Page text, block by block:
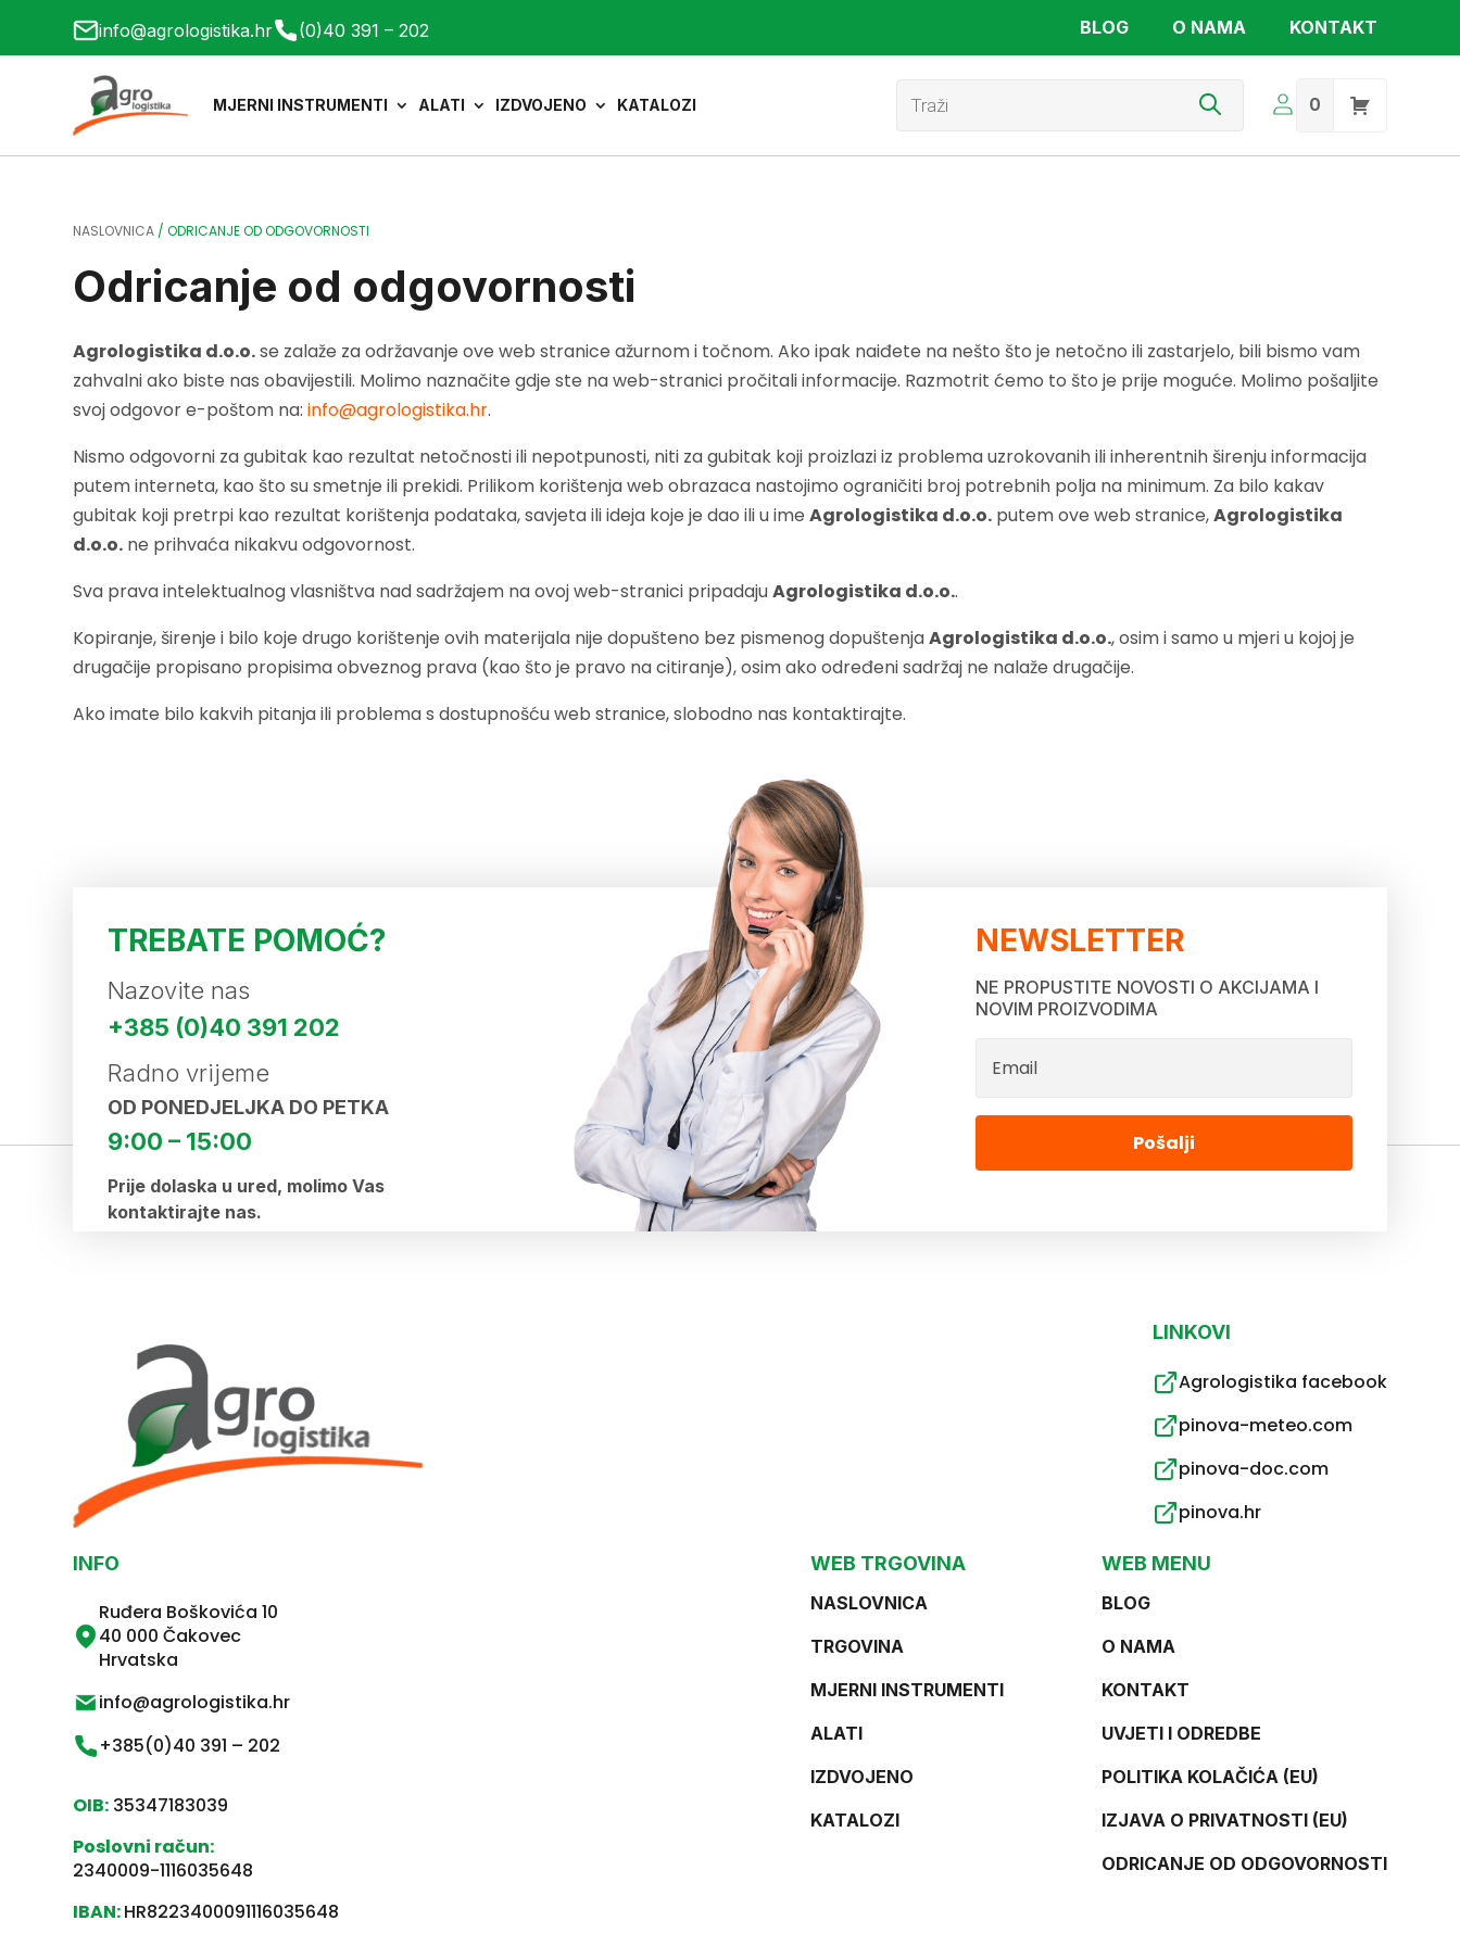
info@agrologistika.hr (0)40 391 – 202 BLOG O NAMA KONTAKT
MJERNI INSTRUMENTI ALATI IZDVOJENO KATALOZI
Products
search 0
NASLOVNICA /ODRICANJE OD ODGOVORNOSTI
Odricanje od odgovornosti
Agrologistika d.o.o.se zalaže za održavanje ove web stranice ažurnom i točnom. Ako ipak naiđete na nešto što je netočno ili zastarjelo, bili bismo vam
zahvalni ako biste nas obavijestili. Molimo naznačite gdje ste na web-stranici pročitali informacije. Razmotrit ćemo to što je prije moguće. Molimo pošaljite
svoj odgovor e-poštom na:info@agrologistika.hr.
Nismo odgovorni za gubitak kao rezultat netočnosti ili nepotpunosti, niti za gubitak koji proizlazi iz problema uzrokovanih ili inherentnih širenju informacija
putem interneta, kao što su smetnje ili prekidi. Prilikom korištenja web obrazaca nastojimo ograničiti broj potrebnih polja na minimum. Za bilo kakav
gubitak koji pretrpi kao rezultat korištenja podataka, savjeta ili ideja koje je dao ili u imeAgrologistika d.o.o. putem ove web stranice,Agrologistika
d.o.o. ne prihvaća nikakvu odgovornost.
Sva prava intelektualnog vlasništva nad sadržajem na ovoj web-stranici pripadajuAgrologistika d.o.o..
Kopiranje, širenje i bilo koje drugo korištenje ovih materijala nije dopušteno bez pismenog dopuštenjaAgrologistika d.o.o., osim i samo u mjeri u kojoj je
drugačije propisano propisima obveznog prava (kao što je pravo na citiranje), osim ako određeni sadržaj ne nalaže drugačije.
Ako imate bilo kakvih pitanja ili problema s dostupnošću web stranice, slobodno nas kontaktirajte.
TREBATE POMOĆ?
Nazovite nas
+385 (0)40 391 202
Radno vrijeme
OD PONEDJELJKA DO PETKA
9:00 – 15:00
Prije dolaska u ured, molimo Vas
kontaktirajte nas.
NEWSLETTER
NE PROPUSTITE NOVOSTI O AKCIJAMA I
NOVIM PROIZVODIMA
Pošalji
INFO
Ruđera Boškovića 10
40 000 Čakovec
Hrvatska
info@agrologistika.hr
+385(0)40 391 – 202
OIB: 35347183039
Poslovni račun:
2340009-1116035648
IBAN:HR8223400091116035648
LINKOVI
Agrologistika facebook
pinova-meteo.com
pinova-doc.com
pinova.hr
WEB TRGOVINA
NASLOVNICA
TRGOVINA
MJERNI INSTRUMENTI
ALATI
IZDVOJENO
KATALOZI
WEB MENU
BLOG
O NAMA
KONTAKT
UVJETI I ODREDBE
POLITIKA KOLAČIĆA (EU)
IZJAVA O PRIVATNOSTI (EU)
ODRICANJE OD ODGOVORNOSTI